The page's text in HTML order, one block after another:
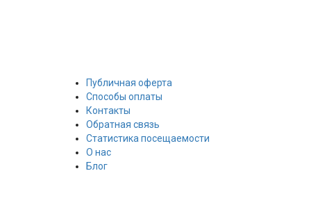
Публичная оферта
Способы оплаты
Контакты
Обратная связь
Статистика посещаемости
О нас
Блог